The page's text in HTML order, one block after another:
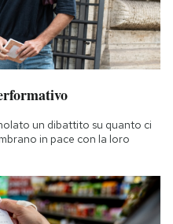
un dibattito su quanto ci
in pace con la loro